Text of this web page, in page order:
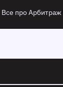
Все про Арбитраж